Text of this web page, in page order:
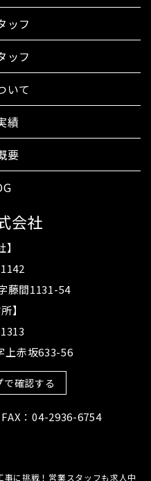
ッフ
ッフ
いて
績
要
会社
】
藤間1131-54
】
上赤坂633-56
確認する
：04-2936-6754
に挑戦！営業スタッフも求人中